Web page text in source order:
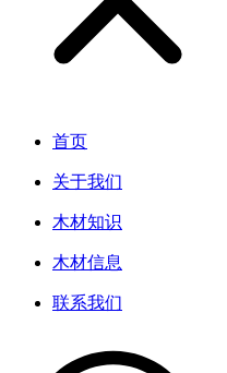
首页
关于我们
木材知识
木材信息
联系我们